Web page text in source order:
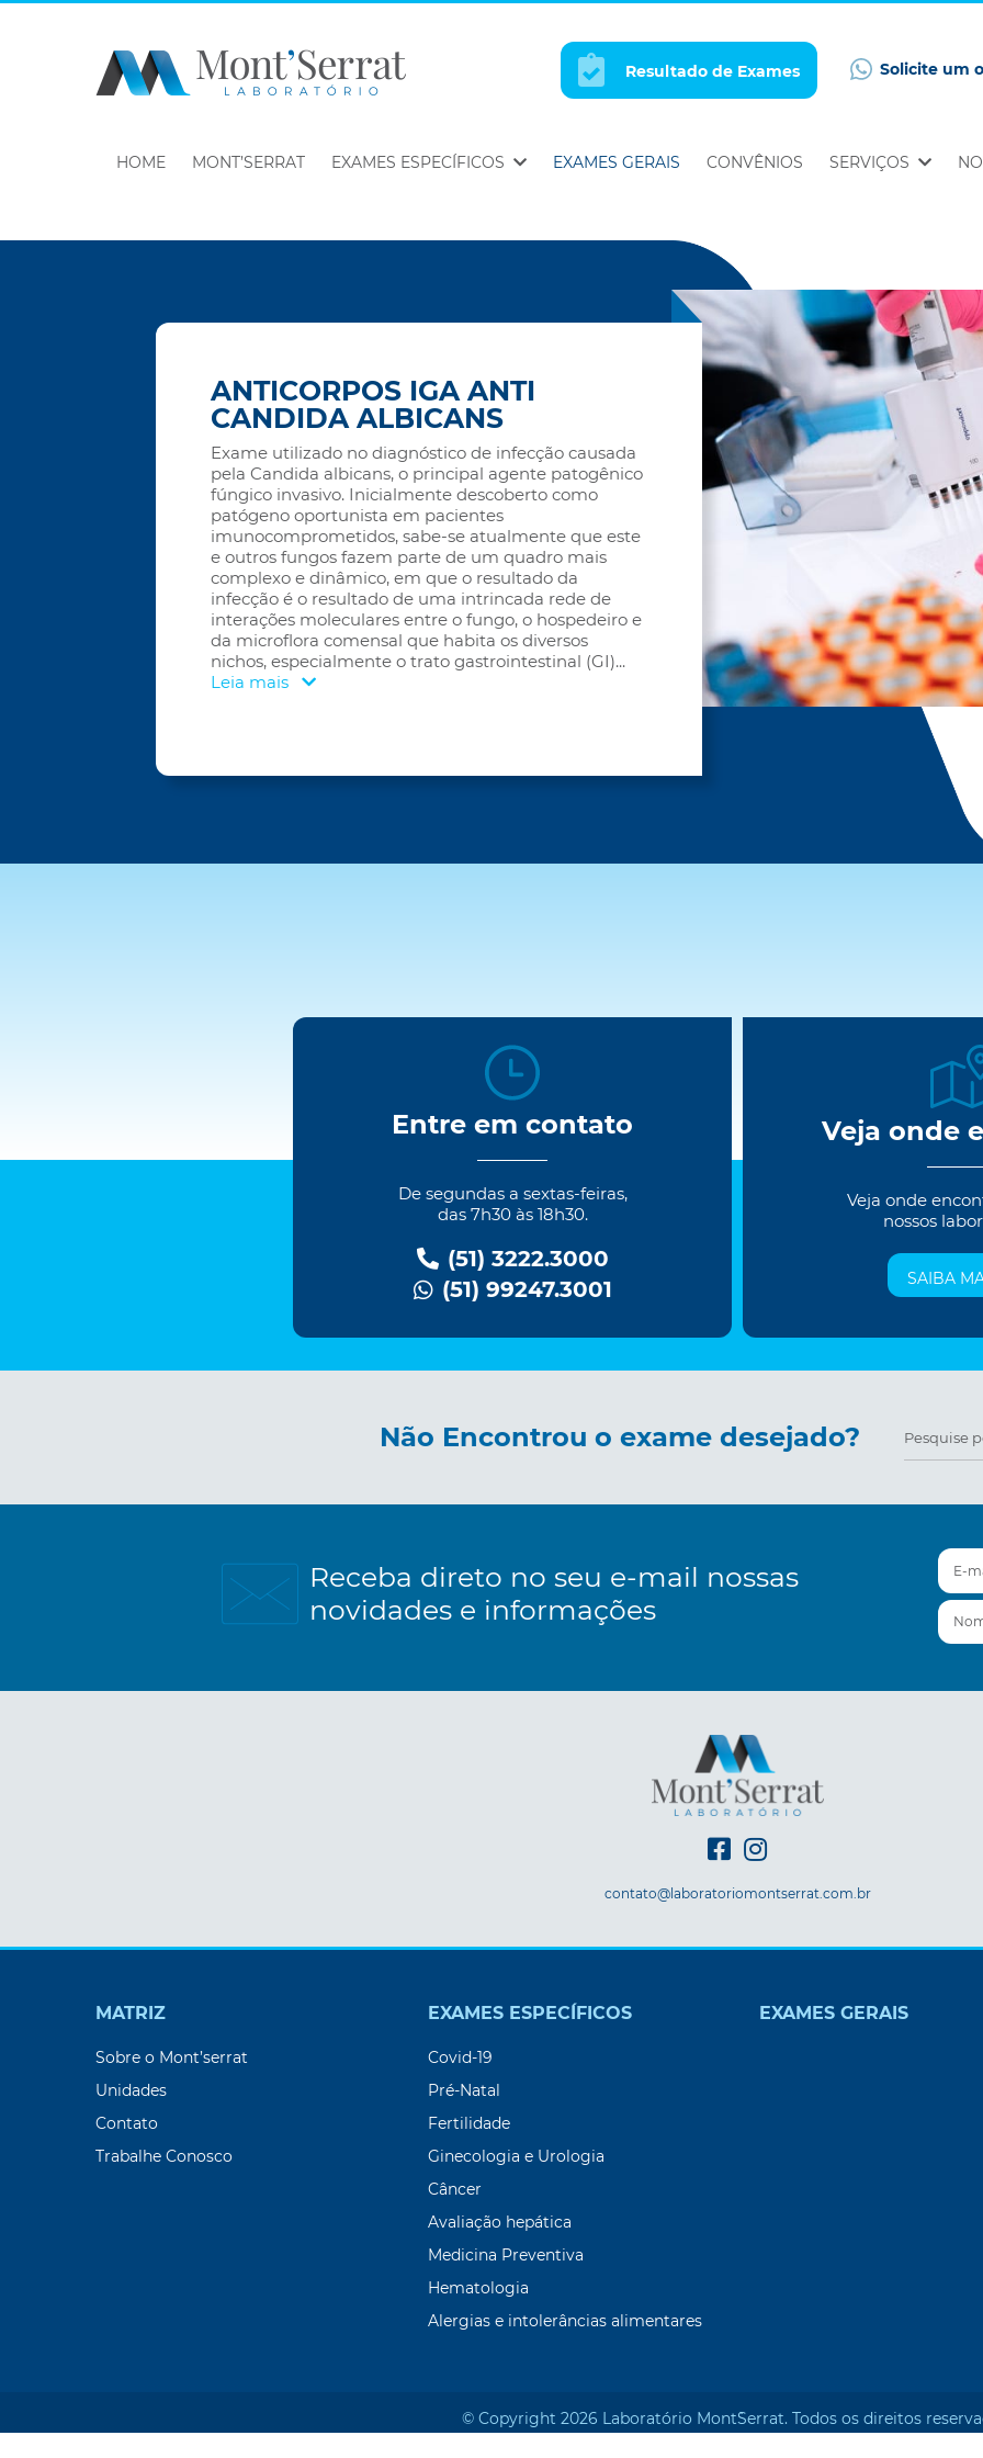
Resultado de Exames Solicite um
HOME MONT’SERRAT EXAMES ESPECÍFICOS EXAMES GERAIS CONVÊNIOS SERVIÇOS
ANTICORPOS IGA ANTI
CANDIDA ALBICANS
Exame utilizado no diagnóstico de infecção causada
pela Candida albicans, o principal agente patogênico
fúngico invasivo. Inicialmente descoberto como
patógeno oportunista em pacientes
imunocomprometidos, sabe-se atualmente que este
e outros fungos fazem parte de um quadro mais
complexo e dinâmico, em que o resultado da
infecção é o resultado de uma intrincada rede de
interações moleculares entre o fungo, o hospedeiro e
da microflora comensal que habita os diversos
nichos, especialmente o trato gastrointestinal (GI)...
Leia mais
Entre em contato
De segundas a sextas-feiras,
das 7h30 às 18h30.
(51) 3222.3000
(51) 99247.3001
Veja onde
Veja onde
nossos
SAIBA
Não Encontrou o exame desejado?
Receba direto no seu e-mail nossas
novidades e informações
E-mail
Nome
contato@laboratoriomontserrat.com.br
MATRIZ
Sobre o Mont’serrat
Unidades
Contato
Trabalhe Conosco
EXAMES ESPECÍFICOS
Covid-19
Pré-Natal
Fertilidade
Ginecologia e Urologia
Câncer
Avaliação hepática
Medicina Preventiva
Hematologia
Alergias e intolerâncias alimentares
EXAMES GERAIS
© Copyright 2026 Laboratório Mont`Serrat. Todos os direitos